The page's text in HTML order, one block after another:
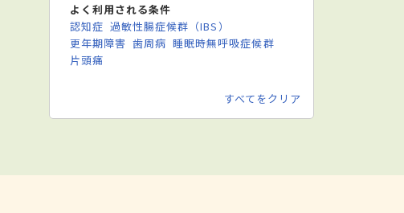
よく利用される条件
認知症 過敏性腸症候群（IBS）
更年期障害 歯周病 睡眠時無呼吸症候群
片頭痛
すべてをクリア